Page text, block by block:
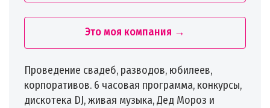
Это моя компания →
Проведение свадеб, разводов, юбилеев,
корпоративов. 6 часовая программа, конкурсы,
дискотека DJ, живая музыка, Дед Мороз и